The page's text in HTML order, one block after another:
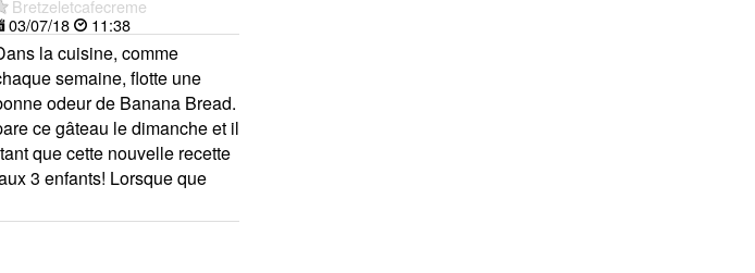
Bretzeletcafecreme
03/07/18
11:38
la cuisine, comme
semaine, flotte une
odeur de Banana Bread.
ce gâteau le dimanche et il
que cette nouvelle recette
3 enfants! Lorsque que